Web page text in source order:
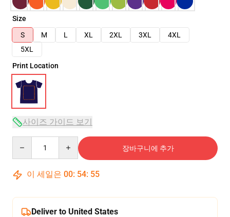
Size
S
M L XL 2XL 3XL
4XL
5XL
Print Location
사이즈 가이드 보기
장바구니에 추가
이 세일은 00: 54: 54
Deliver to United States